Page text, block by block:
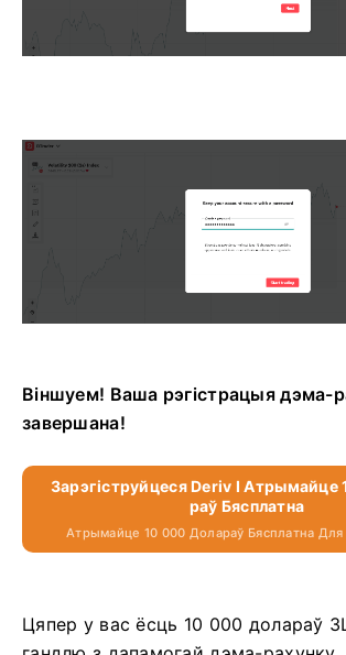
Віншуем! Ваша рэгістрацыя дэма-
завершана!
Зарэгіструйцеся Deriv І
Раў Бясплатна
Атрымайце 10 000 Долараў Бясплатна Для
Цяпер у вас ёсць 10 000 долараў